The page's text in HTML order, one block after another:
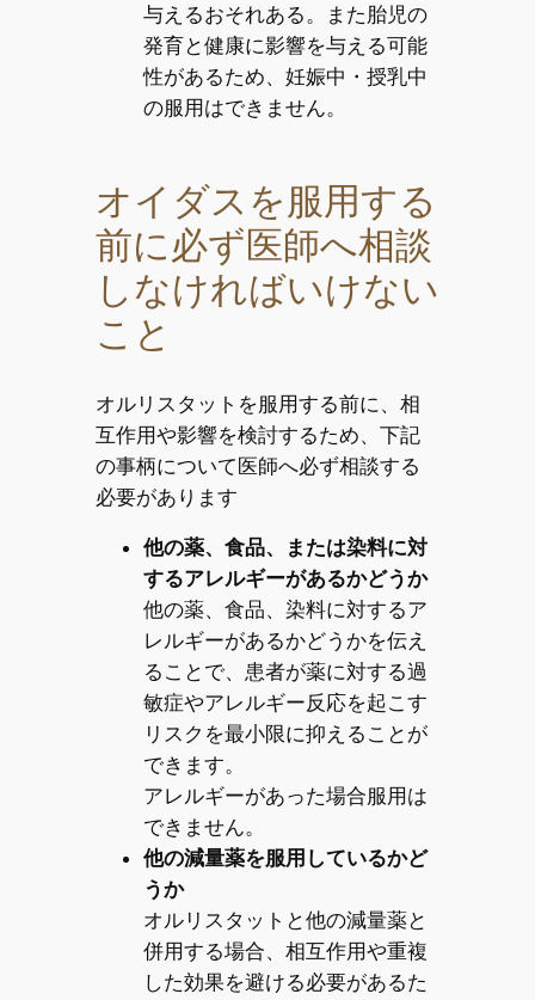
与えるおそれある。また胎児の
発育と健康に影響を与える可能
性があるため、妊娠中・授乳中
の服用はできません。
オイダスを服用する
前に必ず医師へ相談
しなければいけない
こと
オルリスタットを服用する前に、相
互作用や影響を検討するため、下記
の事柄について医師へ必ず相談する
必要があります
他の薬、食品、または染料に対
するアレルギーがあるかどうか
他の薬、食品、染料に対するア
レルギーがあるかどうかを伝え
ることで、患者が薬に対する過
敏症やアレルギー反応を起こす
リスクを最小限に抑えることが
できます。
アレルギーがあった場合服用は
できません。
他の減量薬を服用しているかど
うか
オルリスタットと他の減量薬と
併用する場合、相互作用や重複
した効果を避ける必要があるた